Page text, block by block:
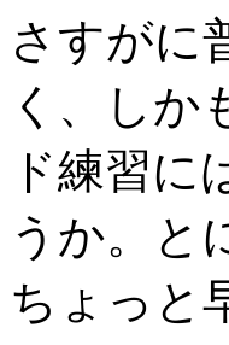
さすがに
く、しか
ド練習
うか。と
ちょっと